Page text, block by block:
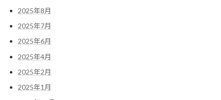
2025年8月
2025年7月
2025年6月
2025年4月
2025年2月
2025年1月